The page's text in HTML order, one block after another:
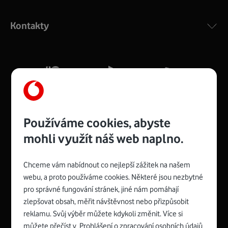
silný signál pro celou domácnost. Kompaktní rozměry 21
Více o COMPAL CH7465VF
Zyxel VMG8623-T50B:
Rozměry modemu jsou 16 x 22 x 7,5 cm (včetně stojánku)
a nabízí 4 gigabitové LAN porty a bezdrátové připojení Wi-
Spojte se s Vodafonem
Kontakty
Používáme cookies, abyste
mohli využít náš web naplno.
Chceme vám nabídnout co nejlepší zážitek na našem
webu, a proto používáme cookies. Některé jsou nezbytné
pro správné fungování stránek, jiné nám pomáhají
zlepšovat obsah, měřit návštěvnost nebo přizpůsobit
reklamu. Svůj výběr můžete kdykoli změnit. Více si
můžete přečíst v Prohlášení o zpracování osobních údajů